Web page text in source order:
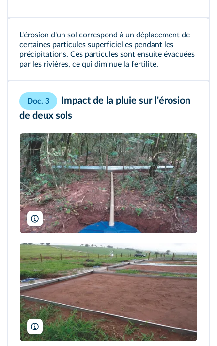
L'érosion d'un sol correspond à un déplacement de
certaines particules superficielles pendant les
précipitations. Ces particules sont ensuite évacuées
par les rivières, ce qui diminue la fertilité.
Doc. 3
Impact de la pluie sur l'érosion
de deux sols
Oliveira, P. T. S., Wendland, E., Nearing, M. A., Scott, R. L.,
cerrado, Hydrol. Earth Syst. Sci., 19, 2899–2910, https://doi.org/
Oliveira, P. T. S., Wendland, E., Nearing, M. A., Scott, R. L.,
cerrado, Hydrol. Earth Syst. Sci., 19, 2899–2910, https://doi.org/